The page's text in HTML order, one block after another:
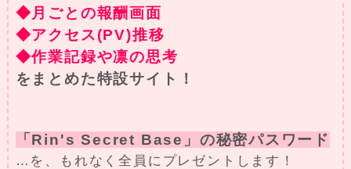
◆月ごとの報酬画面
◆アクセス(PV)推移
◆作業記録や凛の思考
をまとめた特設サイト！
「Rin's Secret Base」の秘密パスワード
…を、もれなく全員にプレゼントします！